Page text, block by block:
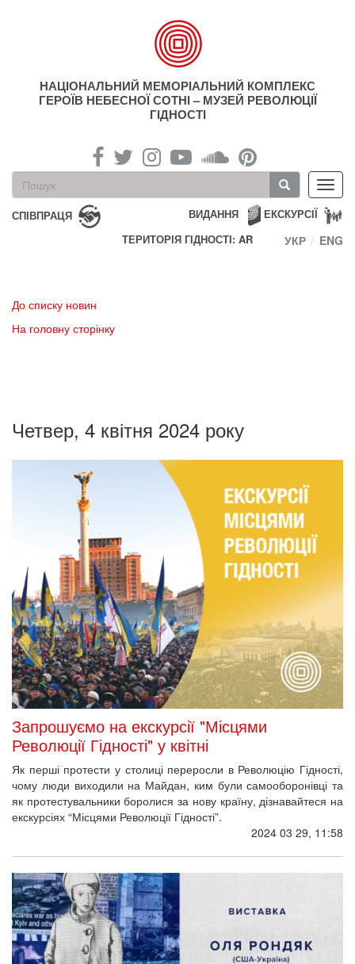
НАЦІОНАЛЬНИЙ МЕМОРІАЛЬНИЙ КОМПЛЕКС
ГЕРОЇВ НЕБЕСНОЇ СОТНІ – МУЗЕЙ РЕВОЛЮЦІЇ
ГІДНОСТІ
Пошукова
форма
Пошук
СПІВПРАЦЯ ЕКСКУРСІЇ
ВИДАННЯ
ТЕРИТОРІЯ ГІДНОСТІ: AR
УКР ENG
До списку новин
На головну сторінку
Четвер, 4 квітня 2024 року
Запрошуємо на екскурсії "Місцями
Революції Гідності" у квітні
Як перші протести у столиці переросли в Революцію Гідності,
чому люди виходили на Майдан, ким були самооборонівці та
як протестувальники боролися за нову країну, дізнавайтеся на
екскурсіях “Місцями Революції Гідності”.
2024 03 29, 11:58